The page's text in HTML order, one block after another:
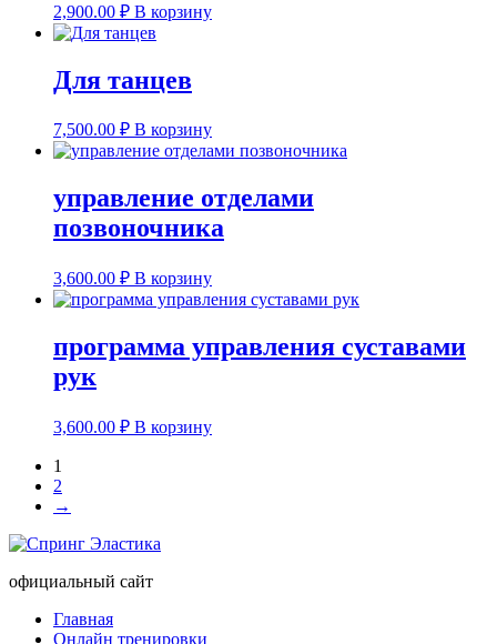
2,900.00 ₽ В корзину
Для танцев
7,500.00 ₽ В корзину
управление отделами
позвоночника
3,600.00 ₽ В корзину
программа управления суставами
рук
3,600.00 ₽ В корзину
1
2
→
официальный сайт
Главная
Онлайн тренировки